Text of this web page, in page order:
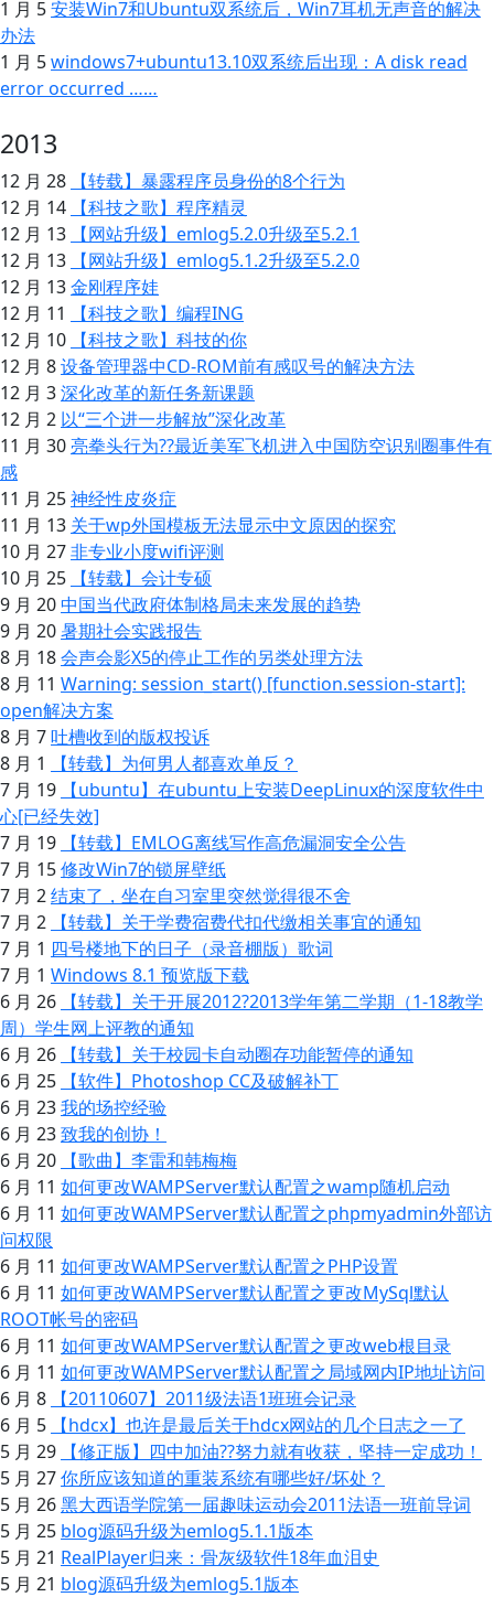
1 月 5安装Win7和Ubuntu双系统后，Win7耳机无声音的解决
办法
1 月 5windows7+ubuntu13.10双系统后出现：A disk read
error occurred ……
2013
12 月 28
【转载】暴露程序员身份的8个行为
12 月 14
【科技之歌】程序精灵
12 月 13
【网站升级】emlog5.2.0升级至5.2.1
12 月 13
【网站升级】emlog5.1.2升级至5.2.0
12 月 13金刚程序娃
12 月 11
【科技之歌】编程ING
12 月 10
【科技之歌】科技的你
12 月 8设备管理器中CD-ROM前有感叹号的解决方法
12 月 3深化改革的新任务新课题
12 月 2 以“三个进一步解放”深化改革
11 月 30亮拳头行为??最近美军飞机进入中国防空识别圈事件有
感
11 月 25神经性皮炎症
11 月 13 关于wp外国模板无法显示中文原因的探究
10 月 27非专业小度wifi评测
10 月 25
【转载】会计专硕
9 月 20中国当代政府体制格局未来发展的趋势
9 月 20暑期社会实践报告
8 月 18会声会影X5的停止工作的另类处理方法
8 月 11 Warning: session_start() [function.session-start]:
open解决方案
8 月 7吐槽收到的版权投诉
8 月 1
【转载】为何男人都喜欢单反？
7 月 19
【ubuntu】在ubuntu上安装DeepLinux的深度软件中
心[已经失效]
7 月 19
【转载】EMLOG离线写作高危漏洞安全公告
7 月 15修改Win7的锁屏壁纸
7 月 2结束了，坐在自习室里突然觉得很不舍
7 月 2
【转载】关于学费宿费代扣代缴相关事宜的通知
7 月 1 四号楼地下的日子（录音棚版）歌词
7 月 1 Windows 8.1 预览版下载
6 月 26
【转载】关于开展2012?2013学年第二学期（1-18教学
周）学生网上评教的通知
6 月 26
【转载】关于校园卡自动圈存功能暂停的通知
6 月 25
【软件】Photoshop CC及破解补丁
6 月 23我的场控经验
6 月 23致我的创协！
6 月 20
【歌曲】李雷和韩梅梅
6 月 11 如何更改WAMPServer默认配置之wamp随机启动
6 月 11 如何更改WAMPServer默认配置之phpmyadmin外部访
问权限
6 月 11 如何更改WAMPServer默认配置之PHP设置
6 月 11 如何更改WAMPServer默认配置之更改MySql默认
ROOT帐号的密码
6 月 11 如何更改WAMPServer默认配置之更改web根目录
6 月 11 如何更改WAMPServer默认配置之局域网内IP地址访问
6 月 8
【20110607】2011级法语1班班会记录
6 月 5
【hdcx】也许是最后关于hdcx网站的几个日志之一了
5 月 29
【修正版】四中加油??努力就有收获，坚持一定成功！
5 月 27你所应该知道的重装系统有哪些好/坏处？
5 月 26黑大西语学院第一届趣味运动会2011法语一班前导词
5 月 25 blog源码升级为emlog5.1.1版本
5 月 21 RealPlayer归来：骨灰级软件18年血泪史
5 月 21 blog源码升级为emlog5.1版本